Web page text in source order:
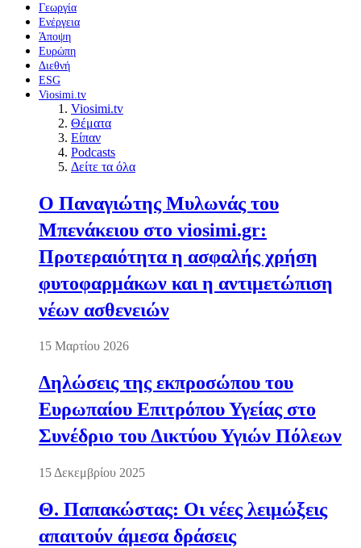
Γεωργία
Ενέργεια
Άποψη
Ευρώπη
Διεθνή
ESG
Viosimi.tv
Viosimi.tv
Θέματα
Είπαν
Podcasts
Δείτε τα όλα
Ο Παναγιώτης Μυλωνάς του
Μπενάκειου στο viosimi.gr:
Προτεραιότητα η ασφαλής χρήση
φυτοφαρμάκων και η αντιμετώπιση
νέων ασθενειών
15 Μαρτίου 2026
Δηλώσεις της εκπροσώπου του
Ευρωπαίου Επιτρόπου Υγείας στο
Συνέδριο του Δικτύου Υγιών Πόλεων
15 Δεκεμβρίου 2025
Θ. Παπακώστας: Οι νέες λειμώξεις
απαιτούν άμεσα δράσεις